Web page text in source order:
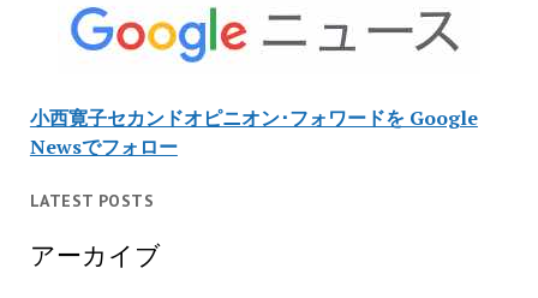
小西寛子セカンドオピニオン･フォワードを Google
Newsでフォロー
LATEST POSTS
アーカイブ